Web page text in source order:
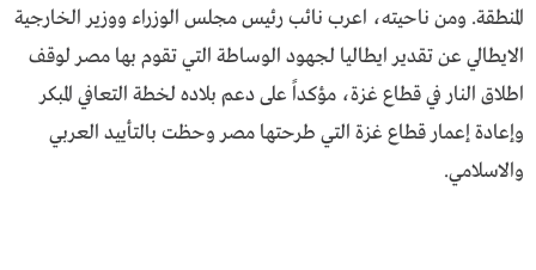
المنطقة. ومن ناحيته، اعرب نائب رئيس مجلس الوزراء ووزير الخارجية
الايطالي عن تقدير ايطاليا لجهود الوساطة التي تقوم بها مصر لوقف
اطلاق النار في قطاع غزة، مؤكداً على دعم بلاده لخطة التعافي المبكر
وإعادة إعمار قطاع غزة التي طرحتها مصر وحظت بالتأييد العربي
والاسلامي.